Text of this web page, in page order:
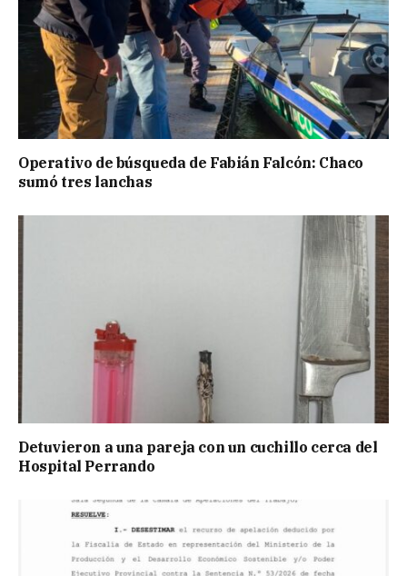
Operativo de búsqueda de Fabián Falcón: Chaco
sumó tres lanchas
Detuvieron a una pareja con un cuchillo cerca del
Hospital Perrando